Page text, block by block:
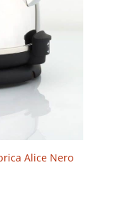
Alice Nero